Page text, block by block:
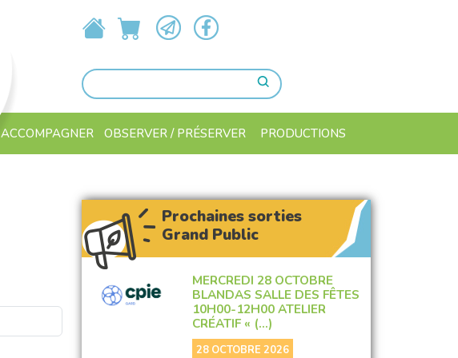
ACCOMPAGNER OBSERVER / PRÉSERVER PRODUCTIONS
Prochaines sorties
Grand Public
MERCREDI 28 OCTOBRE
BLANDAS SALLE DES FÊTES
10H00-12H00 ATELIER
CRÉATIF « (…)
28 OCTOBRE 2026